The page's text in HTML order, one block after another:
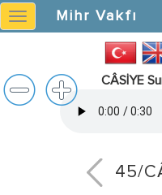
Mihr
Vakfı
Mihr Vakfı
CÂSİYE
45/